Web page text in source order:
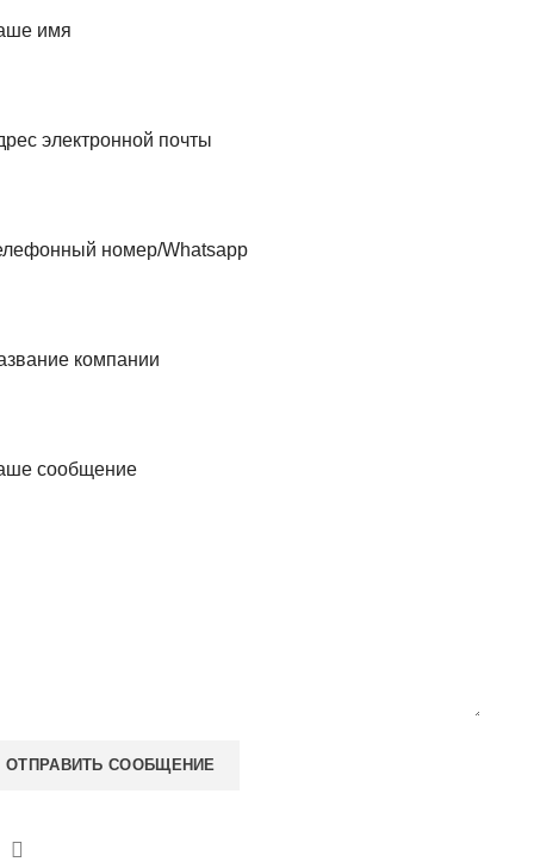
имя
электронной почты
номер/Whatsapp
компании
сообщение